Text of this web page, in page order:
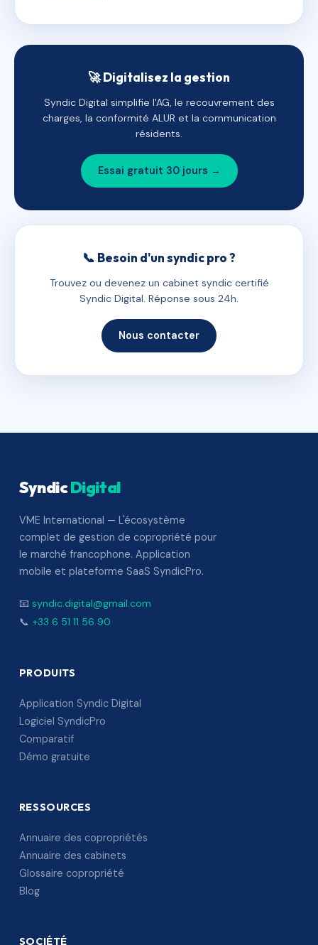
🚀 Digitalisez la gestion
Syndic Digital simplifie l'AG, le recouvrement des
charges, la conformité ALUR et la communication
résidents.
Essai gratuit 30 jours →
📞 Besoin d'un syndic pro ?
Trouvez ou devenez un cabinet syndic certifié
Syndic Digital. Réponse sous 24h.
Nous contacter
SyndicDigital
VME International — L'écosystème
complet de gestion de copropriété pour
le marché francophone. Application
mobile et plateforme SaaS SyndicPro.
📧 syndic.digital@gmail.com
📞 +33 6 51 11 56 90
PRODUITS
Application Syndic Digital
Logiciel SyndicPro
Comparatif
Démo gratuite
RESSOURCES
Annuaire des copropriétés
Annuaire des cabinets
Glossaire copropriété
Blog
SOCIÉTÉ